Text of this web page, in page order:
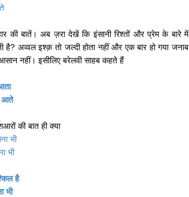
की बातें। अब ज़रा देखें कि इंसानी रिश्तों और प्रेम के बारे में
है? अव्वल इश्क़ तो जल्दी होता नहीं और एक बार हो गया जनाब
नहीं। इसीलिए बरेलवी साहब कहते हैं
आते
की बात ही क्या
भी
भी
है
भी